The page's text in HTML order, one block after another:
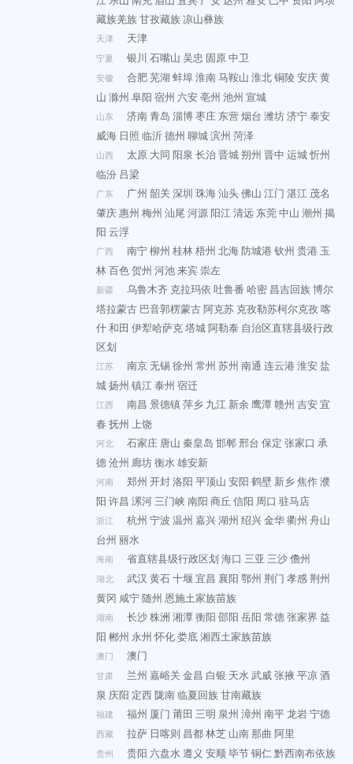
藏族羌族甘孜藏族凉山彝族
天津 天津
宁夏 银川 石嘴山 吴忠 固原中卫
安徽 合肥芜湖 蚌埠淮南马鞍山 淮北铜陵 安庆黄
山 滁州 阜阳 宿州 六安亳州 池州 宣城
山东 济南青岛 淄博枣庄 东营烟台 潍坊济宁泰安
威海 日照 临沂德州 聊城滨州 菏泽
山西 太原 大同 阳泉 长治晋城朔州 晋中 运城忻州
临汾 吕梁
广东 广州 韶关 深圳 珠海汕头佛山 江门 湛江 茂名
肇庆惠州 梅州 汕尾 河源阳江清远 东莞中山 潮州 揭
阳 云浮
广西 南宁柳州 桂林梧州 北海防城港钦州 贵港 玉
林百色贺州 河池来宾崇左
新疆 乌鲁木齐 克拉玛依 吐鲁番 哈密 昌吉回族博尔
塔拉蒙古 巴音郭楞蒙古阿克苏 克孜勒苏柯尔克孜喀
什和田 伊犁哈萨克塔城阿勒泰 自治区直辖县级行政
区划
江苏 南京无锡徐州 常州 苏州 南通 连云港淮安盐
城扬州 镇江泰州 宿迁
江西 南昌 景德镇萍乡 九江 新余鹰潭赣州 吉安宜
春 抚州 上饶
河北 石家庄 唐山 秦皇岛 邯郸邢台 保定 张家口 承
德沧州 廊坊衡水雄安新
河南 郑州 开封洛阳 平顶山 安阳 鹤壁 新乡焦作濮
阳 许昌 漯河三门峡南阳 商丘 信阳 周口 驻马店
浙江 杭州 宁波 温州 嘉兴湖州 绍兴金华衢州 舟山
台州 丽水
海南 省直辖县级行政区划 海口 三亚 三沙儋州
湖北 武汉 黄石十堰 宜昌 襄阳 鄂州 荆门 孝感荆州
黄冈 咸宁随州 恩施土家族苗族
湖南 长沙株洲 湘潭衡阳 邵阳 岳阳 常德张家界 益
阳 郴州 永州 怀化娄底湘西土家族苗族
澳门 澳门
甘肃 兰州 嘉峪关 金昌 白银 天水武威张掖平凉酒
泉 庆阳 定西陇南临夏回族甘南藏族
福建 福州 厦门 莆田 三明 泉州 漳州 南平龙岩宁德
西藏 拉萨 日喀则 昌都林芝 山南那曲 阿里
贵州 贵阳 六盘水遵义 安顺毕节铜仁黔西南布依族